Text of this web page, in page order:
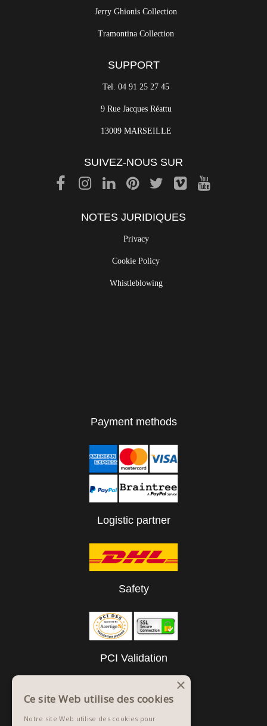
Jerry Ghionis Collection
Tramontina Collection
SUPPORT
Tel. 04 91 25 27 45
9 Rue Jacques Réattu
13009 MARSEILLE
SUIVEZ-NOUS SUR
NOTES JURIDIQUES
Privacy
Cookie Policy
Whistleblowing
Payment methods
Logistic partner
Safety
PCI Validation
×
Ce site Web utilise des cookies
Notre site Web utilise des cookies pour